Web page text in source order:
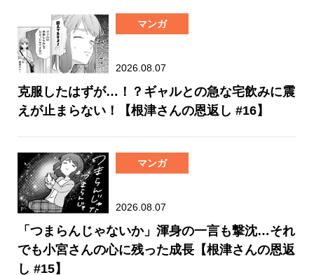
マンガ
2026.08.07
克服したはずが…！？ギャルとの急な宅飲みに震
えが止まらない！【根津さんの恩返し #16】
マンガ
2026.08.07
「つまらんじゃないか」渾身の一言も撃沈…それ
でも小宮さんの心に残った成長【根津さんの恩返
し #15】